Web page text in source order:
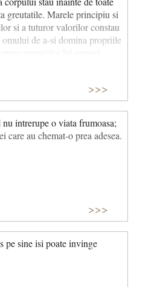
greutatile. Marele principiu si
si a tuturor valorilor constau
omului de a-si domina propriile
ce mintea ii spune ca este
>>>
intrerupe o viata frumoasa;
care au chemat-o prea adesea.
>>>
pe sine isi poate invinge